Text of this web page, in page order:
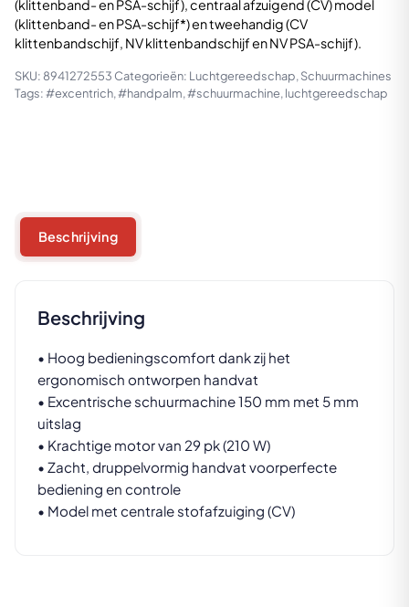
(klittenband- en PSA-schijf), centraal afzuigend (CV) model
(klittenband- en PSA-schijf*) en tweehandig (CV
klittenbandschijf, NV klittenbandschijf en NV PSA-schijf).
SKU: 8941272553 Categorieën: Luchtgereedschap, Schuurmachines
Tags:#excentrich,#handpalm,#schuurmachine, luchtgereedschap
Beschrijving
Beschrijving
• Hoog bedieningscomfort dank zij het
ergonomisch ontworpen handvat
• Excentrische schuurmachine 150 mm met 5 mm
uitslag
• Krachtige motor van 29 pk (210 W)
• Zacht, druppelvormig handvat voorperfecte
bediening en controle
• Model met centrale stofafzuiging (CV)